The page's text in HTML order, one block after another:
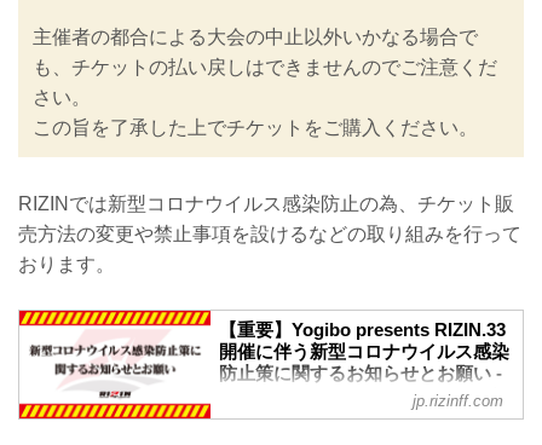
主催者の都合による大会の中止以外いかなる場合で
も、チケットの払い戻しはできませんのでご注意くだ
さい。
この旨を了承した上でチケットをご購入ください。
RIZINでは新型コロナウイルス感染防止の為、チケット販
売方法の変更や禁止事項を設けるなどの取り組みを行って
おります。
【重要】Yogibo presents RIZIN.33
開催に伴う新型コロナウイルス感染
防止策に関するお知らせとお願い -
RIZIN FIGHTING FEDERATION オ
フィシャルサイト
jp.rizinff.com